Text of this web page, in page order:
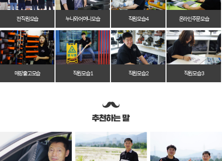
전 직원 모습 누나와 어머니 모습 직원 모습 4 온라인 주문 모습
매장 출고 모습 직원 모습 1 직원 모습 2 직원 모습 3